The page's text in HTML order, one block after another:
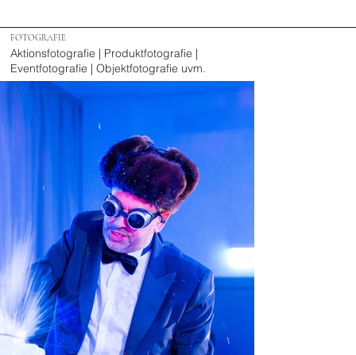
FOTOGRAFIE
Aktionsfotografie | Produktfotografie |
Eventfotografie | Objektfotografie uvm.